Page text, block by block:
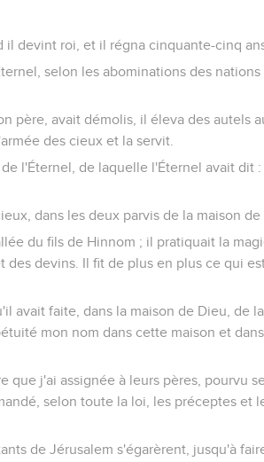
il devint roi, et il régna cinquante-cinq
selon les abominations des
père, avait démolis, il éleva des autels
des cieux et la servit.
l'Éternel, de laquelle l'Éternel avait dit
dans les deux parvis de la maison de
du fils de Hinnom ; il pratiquait la
des devins. Il fit de plus en plus ce qui
avait faite, dans la maison de Dieu, de
mon nom dans cette maison et
que j'ai assignée à leurs pères, pourvu
selon toute la loi, les préceptes et
de Jérusalem s'égarèrent, jusqu'à